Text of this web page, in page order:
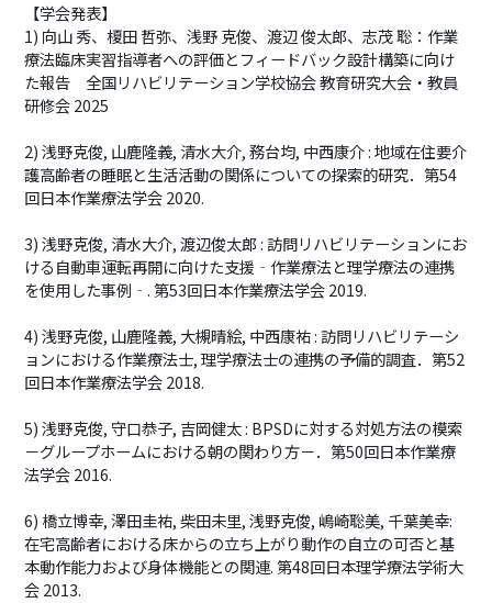
【学会発表】
1) 向山 秀、榎田 哲弥、浅野 克俊、渡辺 俊太郎、志茂 聡：作業
療法臨床実習指導者への評価とフィードバック設計構築に向け
た報告 全国リハビリテーション学校協会 教育研究大会・教員
研修会 2025
2) 浅野克俊, 山鹿隆義, 清水大介, 務台均, 中西康介 : 地域在住要介
護高齢者の睡眠と生活活動の関係についての探索的研究．第54
回日本作業療法学会 2020.
3) 浅野克俊, 清水大介, 渡辺俊太郎 : 訪問リハビリテーションにお
ける自動車運転再開に向けた支援‐作業療法と理学療法の連携
を使用した事例‐. 第53回日本作業療法学会 2019.
4) 浅野克俊, 山鹿隆義, 大槻晴絵, 中西康祐 : 訪問リハビリテーシ
ョンにおける作業療法士, 理学療法士の連携の予備的調査．第52
回日本作業療法学会 2018.
5) 浅野克俊, 守口恭子, 吉岡健太 : BPSDに対する対処方法の模索
－グループホームにおける朝の関わり方－．第50回日本作業療
法学会 2016.
6) 橋立博幸, 澤田圭祐, 柴田未里, 浅野克俊, 嶋崎聡美, 千葉美幸:
在宅高齢者における床からの立ち上がり動作の自立の可否と基
本動作能力および身体機能との関連. 第48回日本理学療法学術大
会 2013.